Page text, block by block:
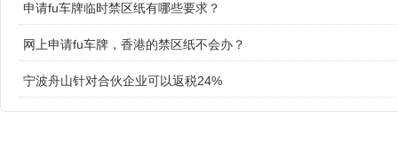
申请fu车牌临时禁区纸有哪些要求？
网上申请fu车牌，香港的禁区纸不会办？
宁波舟山针对合伙企业可以返税24%